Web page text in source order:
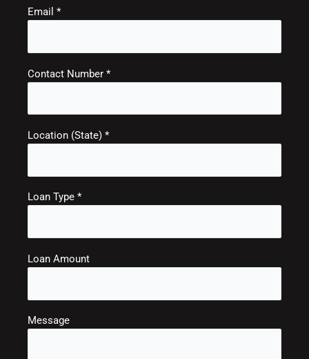
Email *
Contact Number *
Location (State) *
Loan Type *
Loan Amount
Message